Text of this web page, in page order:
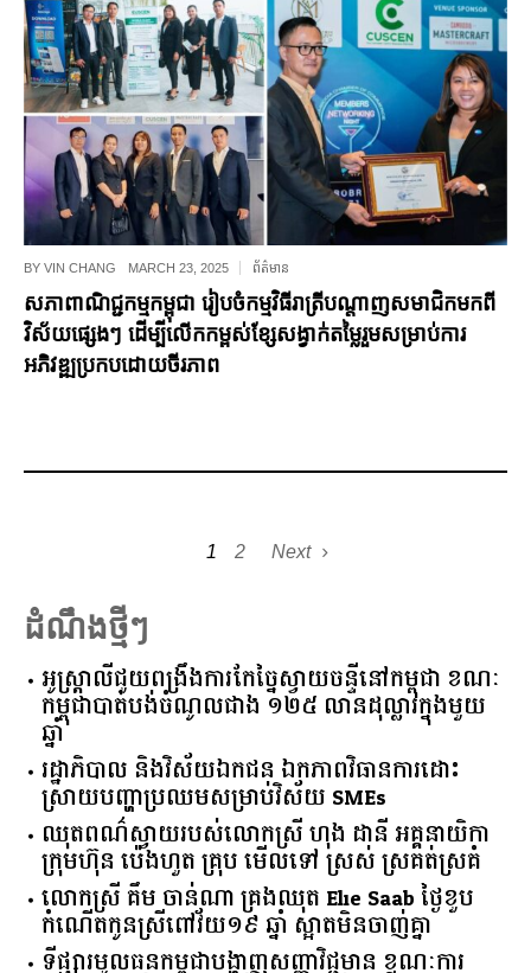
BY VIN CHANG MARCH 23, 2025 ព័ត៌មាន
សភាពាណិជ្ជកម្មកម្ពុជា រៀបចំកម្មវិធីរាត្រីបណ្តាញសមាជិកមកពី
វិស័យផ្សេងៗ ដើម្បីលើកកម្ពស់ខ្សែសង្វាក់តម្លៃរួមសម្រាប់ការ
អភិវឌ្ឍប្រកបដោយចីរភាព
1 2 Next
ដំណឹងថ្មីៗ
អូស្ត្រាលី​ជួយ​ពង្រឹង​ការ​កែច្នៃ​ស្វាយចន្ទី​នៅ​កម្ពុជា​ ​ខណៈ​
កម្ពុជា​បាត់បង់​ចំណូល​ជាង​ ​១២៥​ ​លាន​ដុល្លារ​ក្នុង​មួយ​
ឆ្នាំ​
រដ្ឋាភិបាល​ ​និង​វិស័យ​ឯកជន ​ឯកភាព​វិធានការ​ដោះ
ស្រាយ​បញ្ហា​ប្រឈម​​សម្រាប់​វិស័យ​ ​SMEs​
ឈុតពណ៌ស្វាយរបស់លោកស្រី ហុង ដានី អគ្គ​នាយិកា​
ក្រុមហ៊ុន ប៉េងហួត គ្រុប មើលទៅ ស្រស់ ស្រគត់ស្រគំ
លោកស្រី គឹម ចាន់ណា គ្រងឈុត Elie Saab ថ្ងៃខួប
កំណើតកូនស្រីពៅវ័យ១៩ ឆ្នាំ ស្អាតមិនចាញ់គ្នា
ទីផ្សារ​មូលធន​កម្ពុជា​បង្ហាញ​សញ្ញា​វិជ្ជមាន​ ​ខណៈ​ការ​